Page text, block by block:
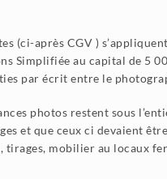
(ci-après CGV )
Simplifiée au capital de 5
par écrit entre le
photos restent sous
et que ceux ci devaient
mobilier au locaux